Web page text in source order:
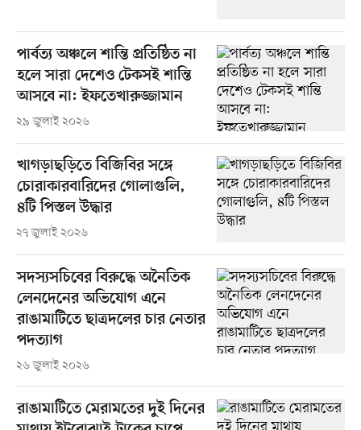
পার্বত্য অঞ্চলে শান্তি প্রতিষ্ঠিত না
হলে সারা দেশেও টেকসই শান্তি
আসবে না: ইফতেখারুজ্জামান
২৯ জুলাই ২০২৬
খাগড়াছড়িতে বিজিবির সঙ্গে
চোরাকারবারিদের গোলাগুলি,
৪টি পিস্তল উদ্ধার
২৭ জুলাই ২০২৬
সদস্যসচিবের বিরুদ্ধে অনৈতিক
লেনদেনের অভিযোগ এনে
রাঙামাটিতে ছাত্রদলের চার নেতার
পদত্যাগ
২৬ জুলাই ২০২৬
রাঙামাটিতে মেরামতের দুই দিনের